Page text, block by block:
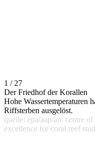
1 / 27
Der Friedhof der Korallen
Hohe Wassertemperaturen
Riffsterben ausgelöst.
quelle: epa/aap/arc centre
excellence for coral reef